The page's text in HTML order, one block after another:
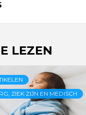
LEZEN
ZIEK ZIJN EN MEDISCH